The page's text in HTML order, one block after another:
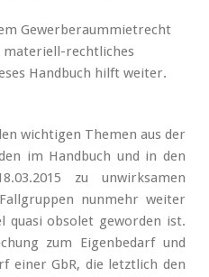
Gewerberaummietrecht
materiell-rechtliches
Handbuch hilft weiter.
wichtigen Themen aus der
im Handbuch und in den
zu unwirksamen
nunmehr weiter
quasi obsolet geworden ist.
zum Eigenbedarf und
einer GbR, die letztlich den